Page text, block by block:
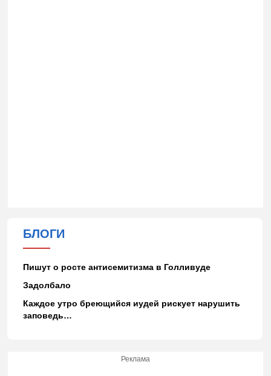
БЛОГИ
Пишут о росте антисемитизма в Голливуде
Задолбало
Каждое утро бреющийся иудей рискует нарушить
заповедь…
Реклама